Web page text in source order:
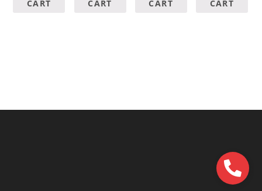
CART CART CART CART